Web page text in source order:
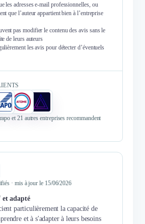
les adresses e-mail professionnelles, ou
que l’auteur appartient bien à l’entreprise
pas modifier le contenu des avis sans le
de leurs auteurs
les avis pour détecter d’éventuels
et 21 autres entreprises recommandent
· mis à jour le 15/06/2026
adapté
particulièrement la capacité de
et à s'adapter à leurs besoins